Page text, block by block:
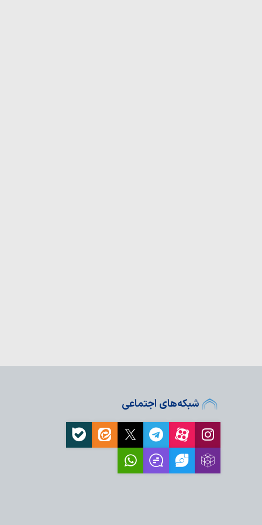
قدس رضوی از
انسان ها…
از اصول فرهنگ
ایستادگی در برابر
استقامت و حفظ
شبکه‌های اجتماعی